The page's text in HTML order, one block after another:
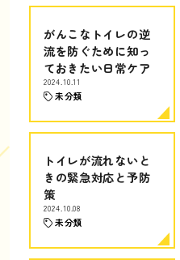
がんこなトイレの逆
流を防ぐために知っ
ておきたい日常ケア
2024.10.11
未分類
トイレが流れないと
きの緊急対応と予防
策
2024.10.08
未分類